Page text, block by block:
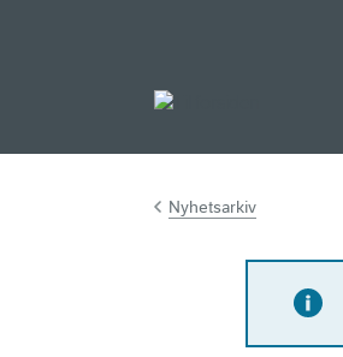
Nyhetsarkiv